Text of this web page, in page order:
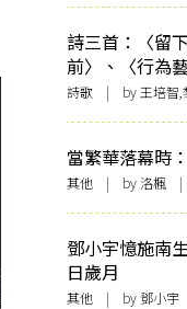
詩三首：〈留
前〉、〈行為藝
詩歌 | by 王培智,
當繁華落幕時
其他 | by洛楓 |
鄧小宇憶施南
日歲月
其他 | by 鄧小宇